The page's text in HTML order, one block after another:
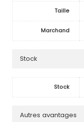
Taille
Marchand
Stock
Stock
Autres avantages